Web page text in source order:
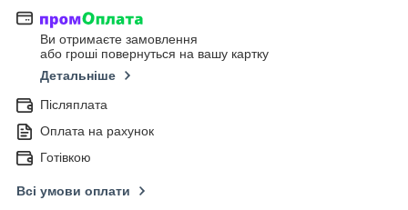
Ви отримаєте замовлення
або гроші повернуться на вашу картку
Детальніше
Післяплата
Оплата на рахунок
Готівкою
Всі умови оплати